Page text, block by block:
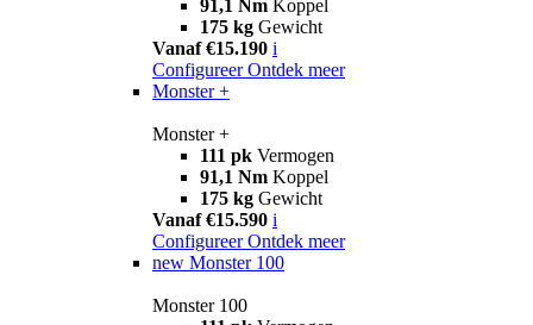
91,1 Nm Koppel
175 kg Gewicht
Vanaf €15.190 i
Configureer Ontdek meer
Monster +
Monster +
111 pk Vermogen
91,1 Nm Koppel
175 kg Gewicht
Vanaf €15.590 i
Configureer Ontdek meer
new Monster 100
Monster 100